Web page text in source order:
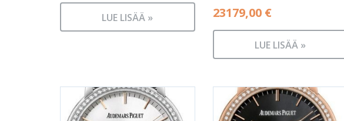
LUE LISÄÄ »
23179,00 €
LUE LISÄÄ »